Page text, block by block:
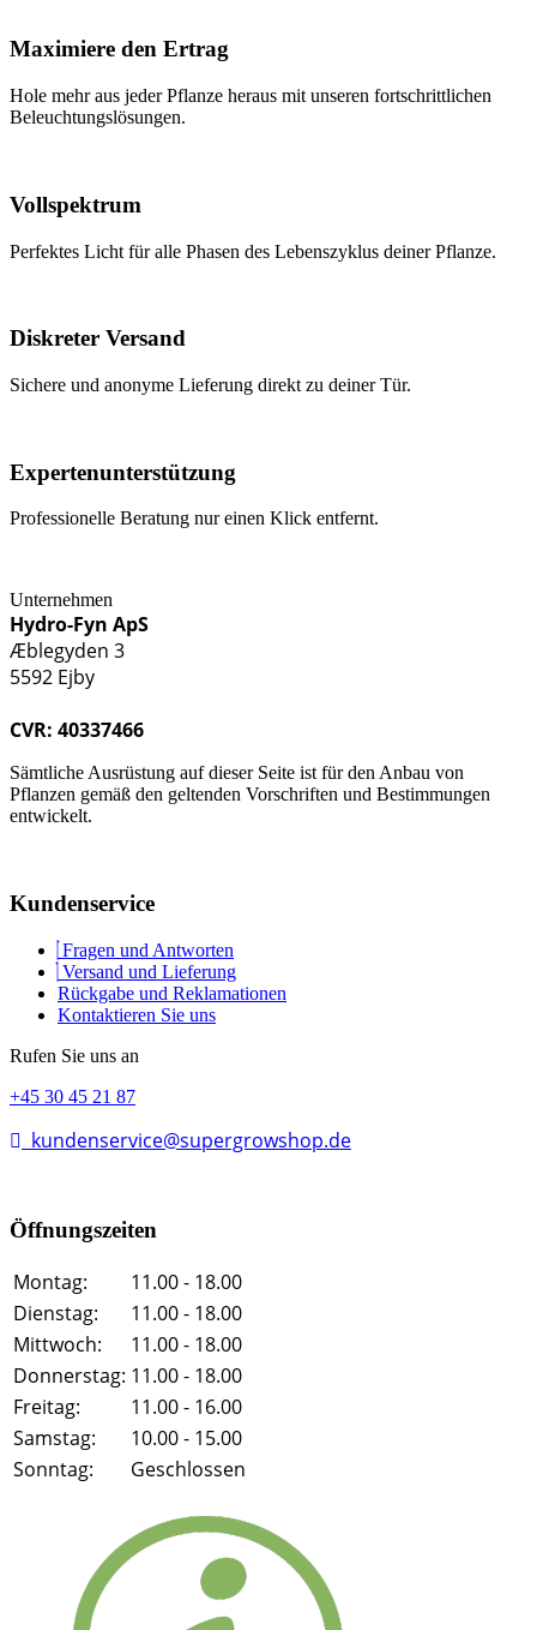
Maximiere den Ertrag
Hole mehr aus jeder Pflanze heraus mit unseren fortschrittlichen
Beleuchtungslösungen.
Vollspektrum
Perfektes Licht für alle Phasen des Lebenszyklus deiner Pflanze.
Diskreter Versand
Sichere und anonyme Lieferung direkt zu deiner Tür.
Expertenunterstützung
Professionelle Beratung nur einen Klick entfernt.
Unternehmen
Hydro-Fyn ApS
Æblegyden 3
5592 Ejby
CVR: 40337466
Sämtliche Ausrüstung auf dieser Seite ist für den Anbau von
Pflanzen gemäß den geltenden Vorschriften und Bestimmungen
entwickelt.
Kundenservice
Fragen und Antworten
Versand und Lieferung
Rückgabe und Reklamationen
Kontaktieren Sie uns
Rufen Sie uns an
+45 30 45 21 87
kundenservice@supergrowshop.de
Öffnungszeiten
Montag:
11.00 - 18.00
Dienstag:
11.00 - 18.00
Mittwoch:
11.00 - 18.00
Donnerstag: 11.00 - 18.00
Freitag:
11.00 - 16.00
Samstag:
10.00 - 15.00
Sonntag:
Geschlossen